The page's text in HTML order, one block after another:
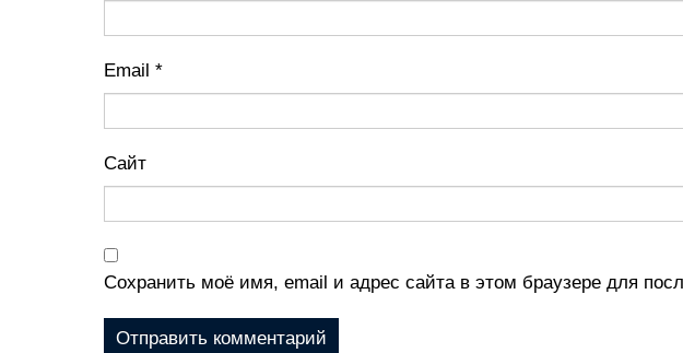
Email *
Сайт
Сохранить моё имя, email и адрес сайта в этом браузере для